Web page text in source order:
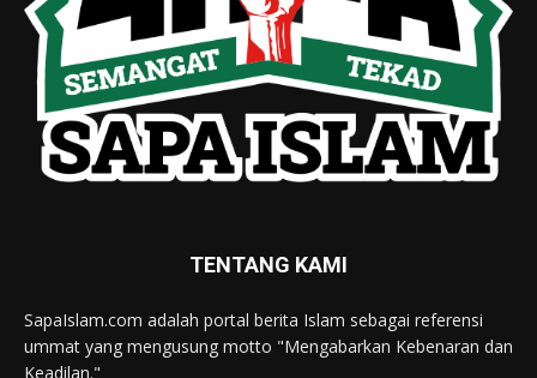
TENTANG KAMI
SapaIslam.com adalah portal berita Islam sebagai referensi
ummat yang mengusung motto "Mengabarkan Kebenaran dan
Keadilan."